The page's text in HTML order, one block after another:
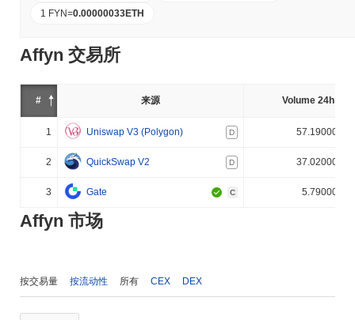
1 FYN=0.00000033ETH
Affyn 交易所
# 来源 Volume 24h (%)
1 Uniswap V3 (Polygon) D 57.190000%
2 QuickSwap V2 D 37.020000%
3 Gate C 5.790000%
Affyn 市场
按交易量 按流动性 所有 CEX DEX